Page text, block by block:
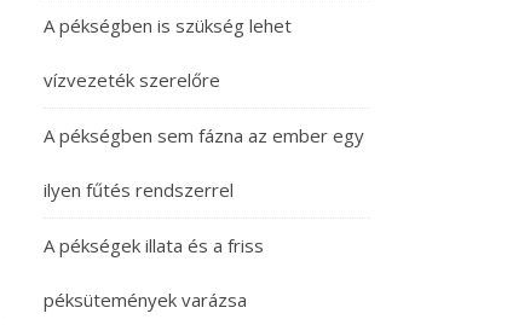
A pékségben is szükség lehet
vízvezeték szerelőre
A pékségben sem fázna az ember egy
ilyen fűtés rendszerrel
A pékségek illata és a friss
péksütemények varázsa